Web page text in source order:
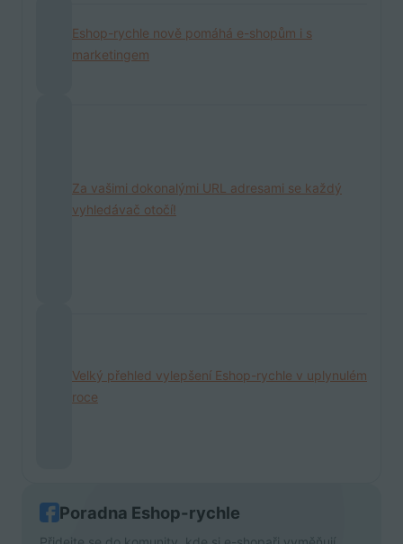
Eshop-rychle nově pomáhá e-shopům i s
marketingem
Za vašimi dokonalými URL adresami se každý
vyhledávač otočí!
Velký přehled vylepšení Eshop-rychle v uplynulém
roce
Poradna Eshop-rychle